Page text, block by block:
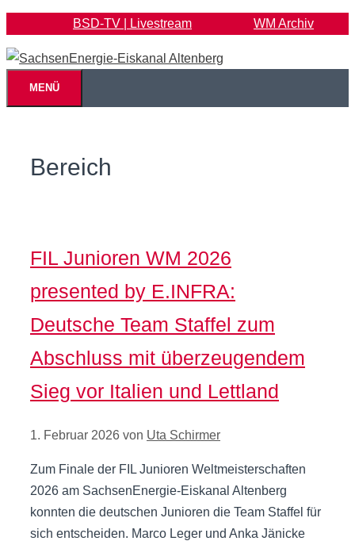
springen
BSD-TV | Livestream WM Archiv
MENÜ
Bereich
FIL Junioren WM 2026
presented by E.INFRA:
Deutsche Team Staffel zum
Abschluss mit überzeugendem
Sieg vor Italien und Lettland
1. Februar 2026 von Uta Schirmer
Zum Finale der FIL Junioren Weltmeisterschaften
2026 am SachsenEnergie-Eiskanal Altenberg
konnten die deutschen Junioren die Team Staffel für
sich entscheiden. Marco Leger und Anka Jänicke